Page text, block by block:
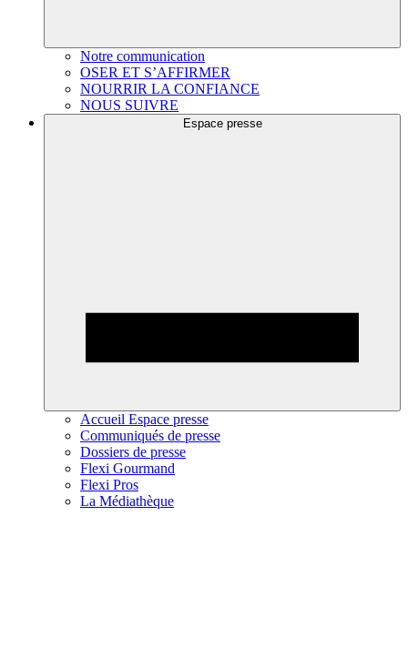
Notre communication
OSER ET S’AFFIRMER
NOURRIR LA CONFIANCE
NOUS SUIVRE
Espace presse
Accueil Espace presse
Communiqués de presse
Dossiers de presse
Flexi Gourmand
Flexi Pros
La Médiathèque